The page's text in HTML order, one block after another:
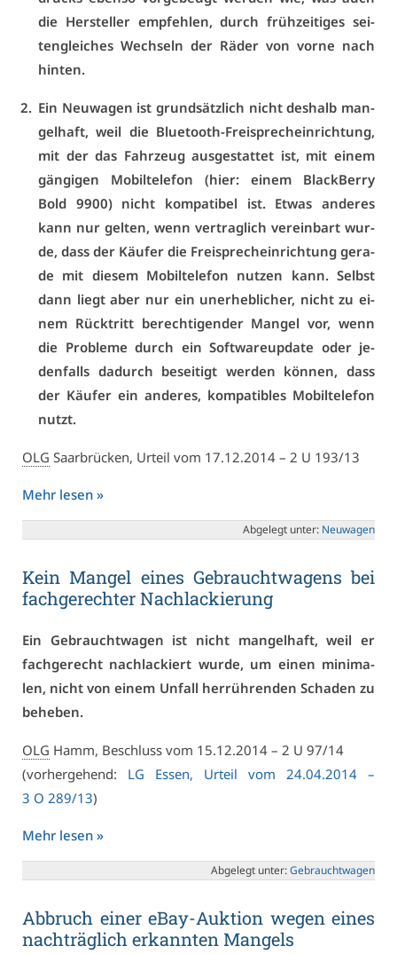
die Her­stel­ler emp­feh­len, durch früh­zei­ti­ges sei­
ten­glei­ches Wech­seln der Rä­der von vor­ne nach
hin­ten.
Ein Neu­wa­gen ist grund­sätz­lich nicht des­halb man­
gel­haft, weil die Blue­tooth-Frei­sprech­ein­rich­tung,
mit der das Fahr­zeug aus­ge­stat­tet ist, mit ei­nem
gän­gi­gen Mo­bil­te­le­fon (hier: ei­nem Black­Ber­ry
Bold 9900) nicht kom­pa­ti­bel ist. Et­was an­de­res
kann nur gel­ten, wenn ver­trag­lich ver­ein­bart wur­
de, dass der Käu­fer die Frei­sprech­ein­rich­tung ge­ra­
de mit die­sem Mo­bil­te­le­fon nut­zen kann. Selbst
dann liegt aber nur ein un­er­heb­li­cher, nicht zu ei­
nem Rück­tritt be­rech­ti­gen­der Man­gel vor, wenn
die Pro­ble­me durch ein Soft­ware­up­date oder je­
den­falls da­durch be­sei­tigt wer­den kön­nen, dass
der Käu­fer ein an­de­res, kom­pa­ti­bles Mo­bil­te­le­fon
nutzt.
OLG Saar­brü­cken, Ur­teil vom 17.12.2014 – 2 U 193/13
Mehr le­sen »
Ab­ge­legt un­ter: Neu­wa­gen
Kein Man­gel ei­nes Ge­braucht­wa­gens bei
fach­ge­rech­ter Nachla­ckie­rung
Ein Ge­braucht­wa­gen ist nicht man­gel­haft, weil er
fach­ge­recht nachla­ckiert wur­de, um ei­nen mi­ni­ma­
len, nicht von ei­nem Un­fall her­rüh­ren­den Scha­den zu
be­he­ben.
OLG Hamm, Be­schluss vom 15.12.2014 – 2 U 97/14
(vor­her­ge­hend: LG Es­sen, Ur­teil vom 24.04.2014 –
3 O 289/13)
Mehr le­sen »
Ab­ge­legt un­ter:Ge­braucht­wa­gen
Ab­bruch ei­ner eBay-Auk­ti­on we­gen ei­nes
nach­träg­lich er­kann­ten Man­gels